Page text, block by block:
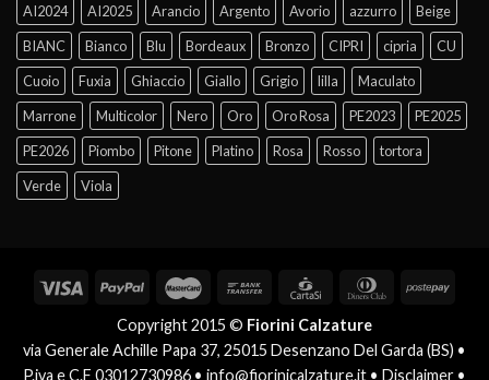
AI2024 AI2025 Arancio Argento Avorio azzurro
Beige
BIANC
Bianco Blu Bordeaux Bronzo CIPRI cipria
CU
Cuoio
Fuxia Ghiaccio Giallo Grigio lilla
Maculato
Marrone
Multicolor Nero Oro Oro Rosa PE2023
PE2025
PE2026
Piombo Pitone Platino Rosa Rosso
tortora
Verde
Viola
Copyright 2015 © Fiorini Calzature
via Generale Achille Papa 37, 25015 Desenzano Del Garda (BS) •
P.iva e C.F 03012730986 • info@fiorinicalzature.it • Disclaimer •